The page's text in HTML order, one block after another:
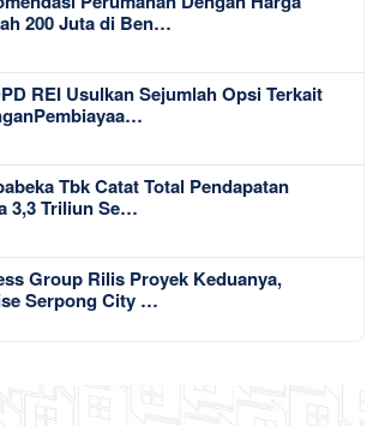
200 Juta di Ben…
REI Usulkan Sejumlah Opsi Terkait
Tbk Catat Total Pendapatan
3,3 Triliun Se…
Group Rilis Proyek Keduanya,
Serpong City …